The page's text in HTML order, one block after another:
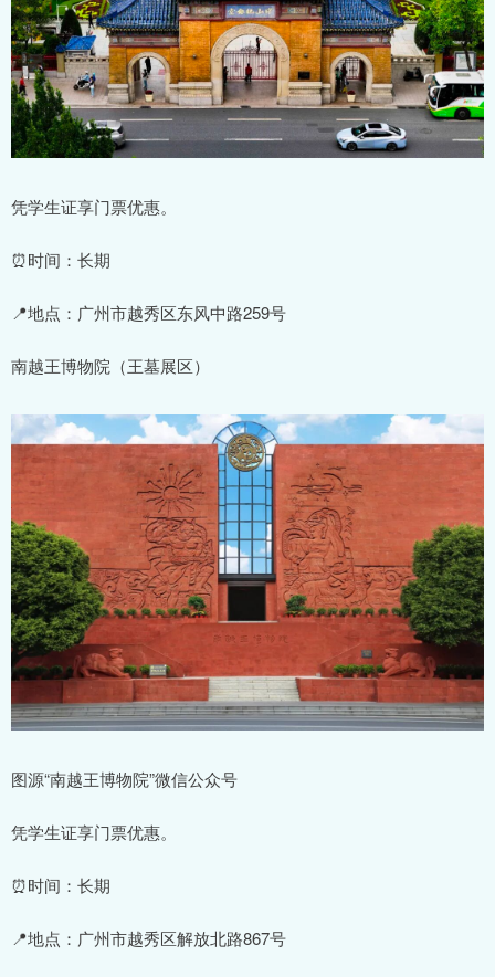
凭学生证享门票优惠。
⏰时间：长期
📍地点：广州市越秀区东风中路259号
南越王博物院（王墓展区）
图源“南越王博物院”微信公众号
凭学生证享门票优惠。
⏰时间：长期
📍地点：广州市越秀区解放北路867号